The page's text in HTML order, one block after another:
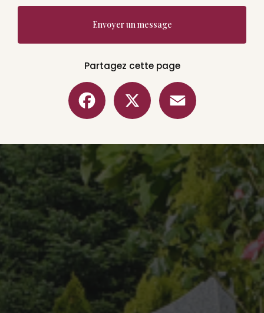
Envoyer un message
Partagez cette page
Facebook